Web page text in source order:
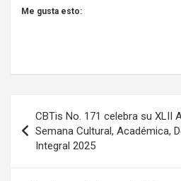
Me gusta esto:
de
entradas
CBTis No. 171 celebra su XLII
Semana Cultural, Académica,
Integral 2025